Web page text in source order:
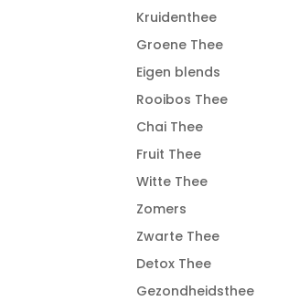
Kruidenthee
Groene Thee
Eigen blends
Rooibos Thee
Chai Thee
Fruit Thee
Witte Thee
Zomers
Zwarte Thee
Detox Thee
Gezondheidsthee